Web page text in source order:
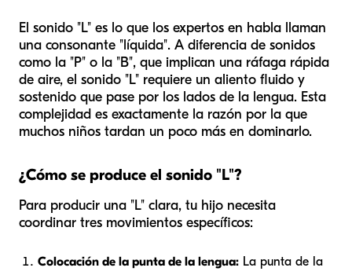
El sonido "L" es lo que los expertos en habla llaman
una consonante "líquida". A diferencia de sonidos
como la "P" o la "B", que implican una ráfaga rápida
de aire, el sonido "L" requiere un aliento fluido y
sostenido que pase por los lados de la lengua. Esta
complejidad es exactamente la razón por la que
muchos niños tardan un poco más en dominarlo.
¿Cómo se produce el sonido "L"?
Para producir una "L" clara, tu hijo necesita
coordinar tres movimientos específicos:
Colocación de la punta de la lengua: La punta de la